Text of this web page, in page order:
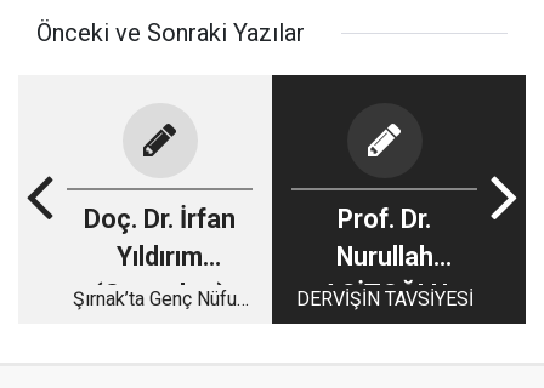
Önceki ve Sonraki Yazılar
Doç. Dr. İrfan
Yıldırım
(Sosyolog)
Şırnak’ta Genç Nüfus
Prof. Dr.
Nurullah
AGİTOĞLU
DERVİŞİN TAVSİYESİ